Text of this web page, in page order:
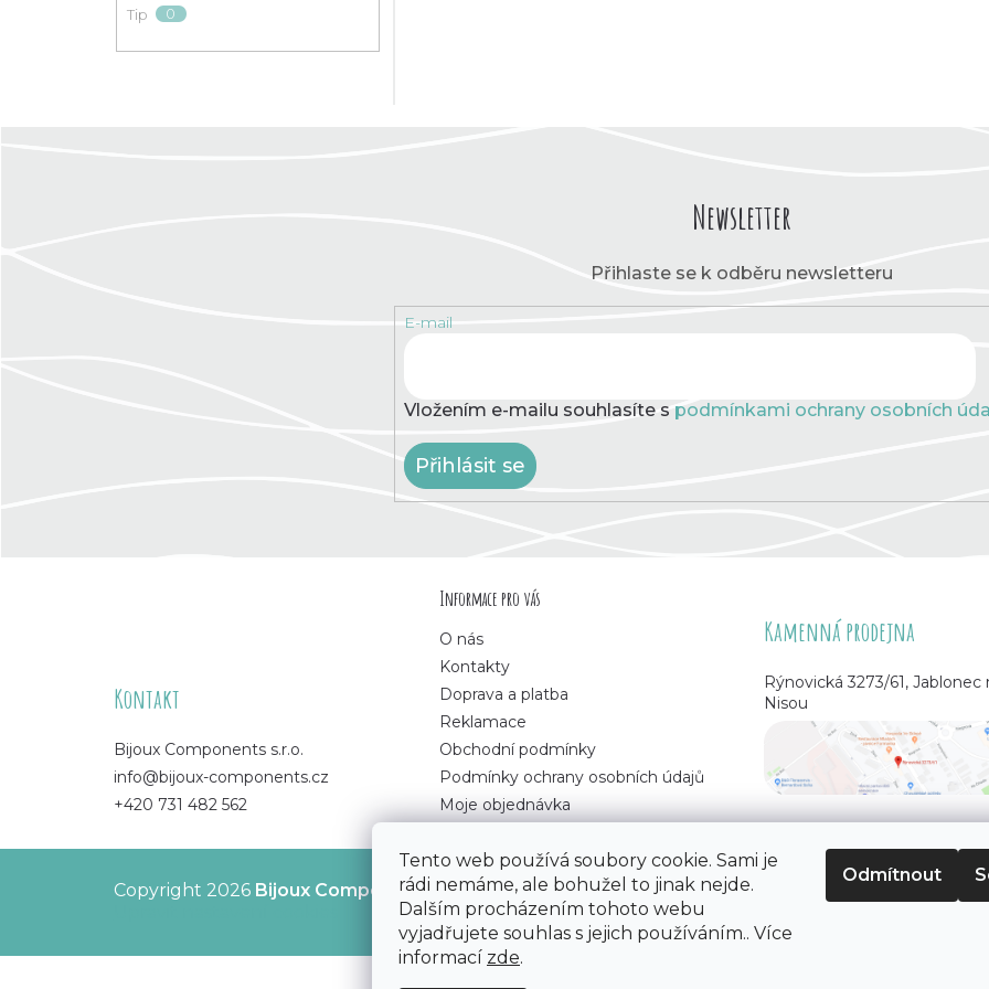
Tento web používá soubory cookie. Sami je
rádi nemáme, ale bohužel to jinak nejde.
Dalším procházením tohoto webu
vyjadřujete souhlas s jejich používáním.. Více
informací zde.
Odmítnout
Tip 0
Newsletter
Přihlaste se k odběru newsletteru
E-mail
Vložením e-mailu souhlasíte s podmínkami ochrany osobních
Přihlásit se
Kontakt
Bijoux Components s.r.o.
info@bijoux-components.cz
+420 731 482 562
Informace pro vás
O nás
Kontakty
Doprava a platba
Reklamace
Obchodní podmínky
Podmínky ochrany osobních údajů
Moje objednávka
Kamenná prodejna
Rýnovická 3273/61, Jablonec
Nisou
Copyright 2026 Bijoux Components - Svět korálků. Všechna práva vyhrazena.